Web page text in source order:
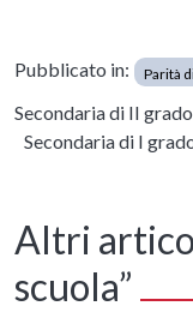
Pubblicato in: Parità
Secondaria di II grado,
Secondaria di I
Altri
scuola”